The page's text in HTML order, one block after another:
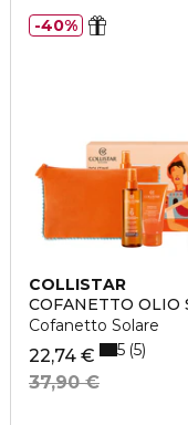
COLLISTAR
COFANETTO OLIO
Cofanetto Solare
22,74 €
37,90 €
5 5
40%